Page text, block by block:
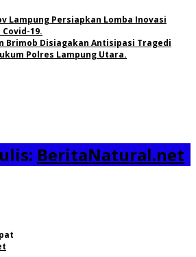
Lampung Persiapkan Lomba Inovasi
19.
Brimob Disiagakan Antisipasi Tragedi
Polres Lampung Utara.
BeritaNatural.net